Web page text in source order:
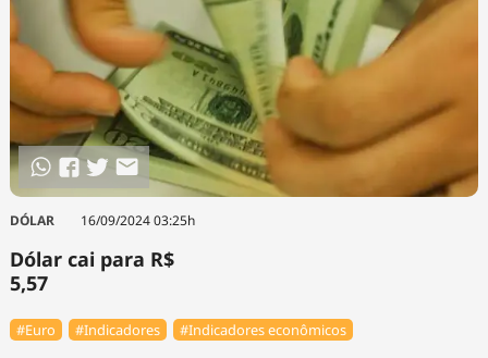
DÓLAR 16/09/2024 03:25h
Dólar cai para R$
5,57
#Euro #Indicadores #Indicadores econômicos